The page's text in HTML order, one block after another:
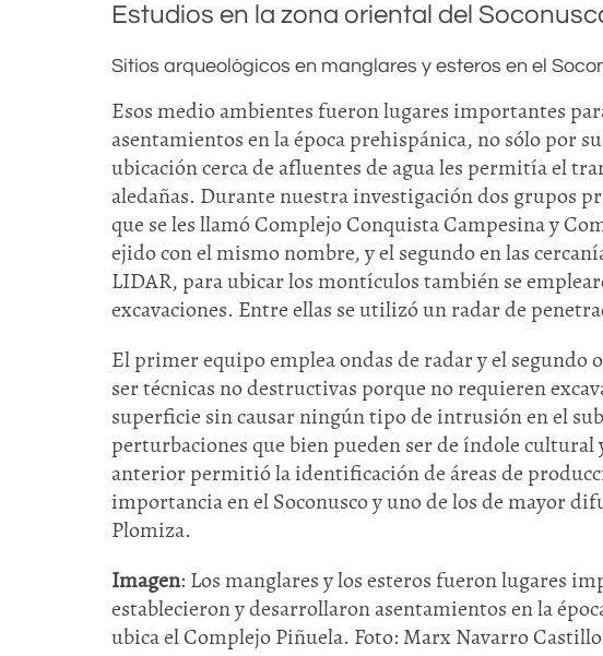
Estudios en la zona oriental del
Sitios arqueológicos en manglares y esteros en el
Esos medio ambientes fueron lugares importantes
asentamientos en la época prehispánica, no sólo por
ubicación cerca de afluentes de agua les permitía el
aledañas. Durante nuestra investigación dos grupos
que se les llamó Complejo Conquista Campesina y
ejido con el mismo nombre, y el segundo en las
LIDAR, para ubicar los montículos también se
excavaciones. Entre ellas se utilizó un radar de
El primer equipo emplea ondas de radar y el segundo
ser técnicas no destructivas porque no requieren
superficie sin causar ningún tipo de intrusión en el
perturbaciones que bien pueden ser de índole
anterior permitió la identificación de áreas de
importancia en el Soconusco y uno de los de mayor
Plomiza.
Imagen: Los manglares y los esteros fueron lugares
establecieron y desarrollaron asentamientos en la
ubica el Complejo Piñuela. Foto: Marx Navarro